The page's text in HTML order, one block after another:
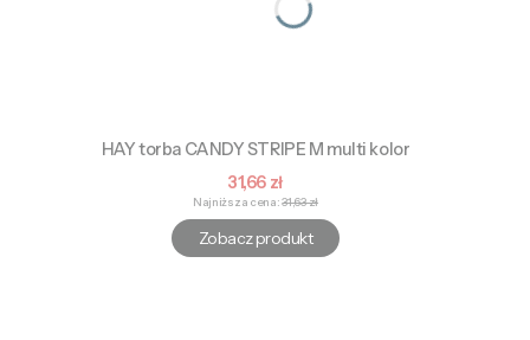
HAY torba CANDY STRIPE M multi kolor
Cena promocyjna
31,66 zł
Najniższa cena: 31,63 zł
Zobacz produkt